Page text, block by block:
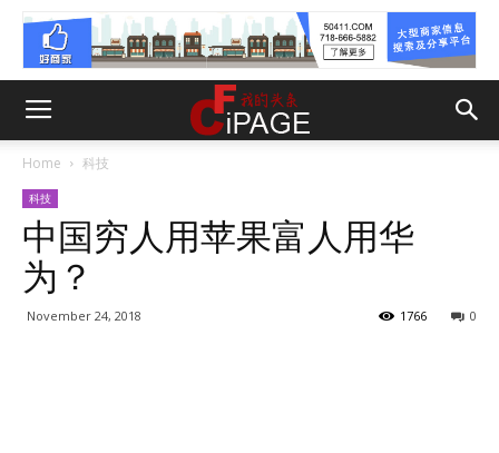
Home 科技
科技
中国穷人用苹果富人用华
为？
November 24, 2018 0
1766